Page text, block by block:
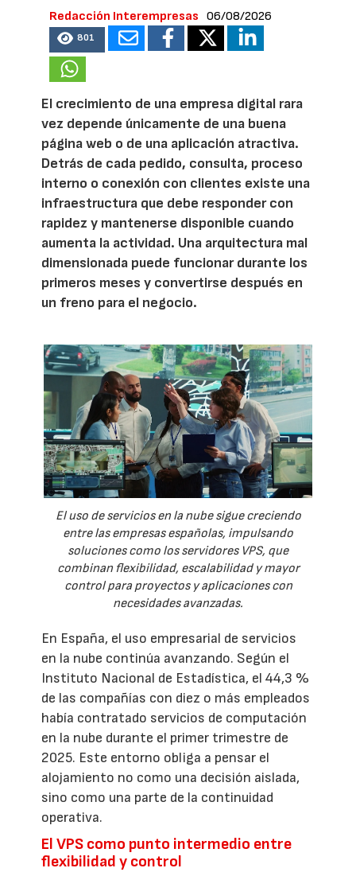
Redacción Interempresas 06/08/2026
801
El crecimiento de una empresa digital rara
vez depende únicamente de una buena
página web o de una aplicación atractiva.
Detrás de cada pedido, consulta, proceso
interno o conexión con clientes existe una
infraestructura que debe responder con
rapidez y mantenerse disponible cuando
aumenta la actividad. Una arquitectura mal
dimensionada puede funcionar durante los
primeros meses y convertirse después en
un freno para el negocio.
El uso de servicios en la nube sigue creciendo
entre las empresas españolas, impulsando
soluciones como los servidores VPS, que
combinan flexibilidad, escalabilidad y mayor
control para proyectos y aplicaciones con
necesidades avanzadas.
En España, el uso empresarial de servicios
en la nube continúa avanzando. Según el
Instituto Nacional de Estadística, el 44,3 %
de las compañías con diez o más empleados
había contratado servicios de computación
en la nube durante el primer trimestre de
2025. Este entorno obliga a pensar el
alojamiento no como una decisión aislada,
sino como una parte de la continuidad
operativa.
El VPS como punto intermedio entre
flexibilidad y control